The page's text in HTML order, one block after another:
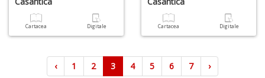
Cartacea Digitale Cartacea Digitale
‹ 1 2 3 4 5 6 7 ›